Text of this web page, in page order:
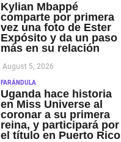
Kylian Mbappé
comparte por primera
vez una foto de Ester
Expósito y da un paso
más en su relación
August 5, 2026
FARÁNDULA
Uganda hace historia
en Miss Universe al
coronar a su primera
reina, y participará por
el título en Puerto Rico